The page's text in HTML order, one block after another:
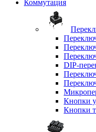
Коммутация
DIP-
Кнопки
Кнопки